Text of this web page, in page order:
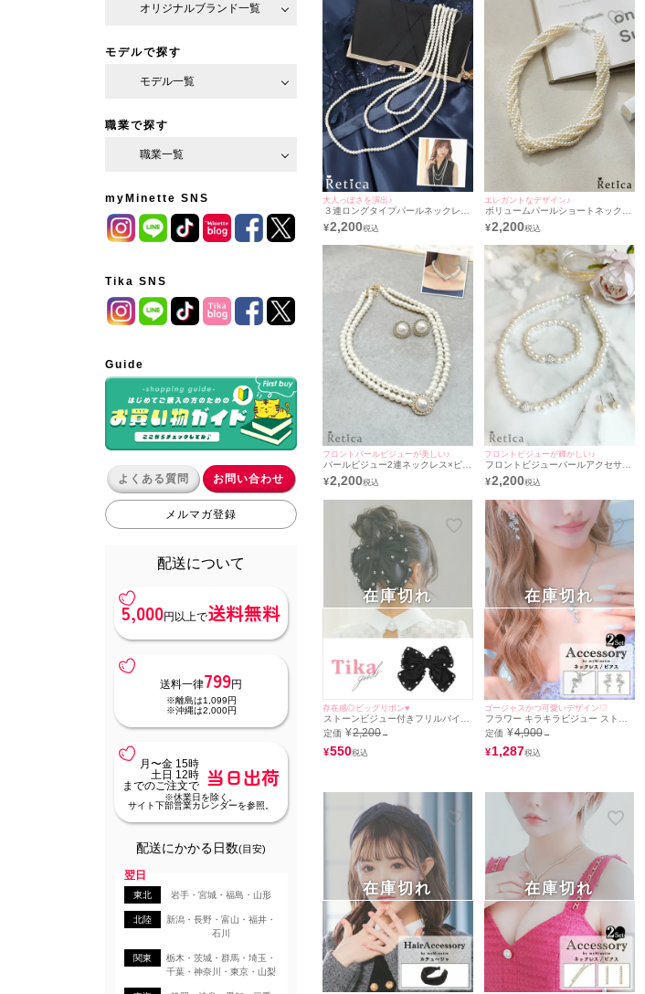
オリジナルブランド一覧
モデルで探す
モデル一覧
職業で探す
職業一覧
myMinette SNS
Tika SNS
Guide
よくある質問 お問い合わせ
メルマガ登録
配送について
5,000円以上で送料無料
送料一律799円
※離島は1,099円
※沖縄は2,000円
月〜金 15時
土日 12時
までのご注文で
当日出荷
※休業日を除く。
サイト下部営業カレンダーを参照。
配送にかかる日数(目安)
翌日
東北 岩手・宮城・福島・山形
北陸
新潟・長野・富山・福井・
石川
関東
栃木・茨城・群馬・埼玉・
千葉・神奈川・東京・山梨
大人っぽさを演出♪
３連ロングタイプパールネックレス
[Retica/レティカ]
¥2,200
エレガントなデザイン♪
ボリュームパールショートネックレ
ス [Retica/レティカ]
¥2,200
フロントパールビジューが美しい♪
パールビジュー2連ネックレス×ピア
スアクセサリー2点セット [ネックレ
ス＋ピアス] [Retica/レティカ]
¥2,200
フロントビジューが輝かしい♪
フロントビジューパールアクセサリ
ー3点セット [ネックレス＋ピアス
+ブレスレット] [Retica/レティカ]
¥2,200
存在感◎ビッグリボン♥
ストーンビジュー付きフリルパイピ
ングリボンバレッタバースデーヘア
バースデーアクセサリー
定価 ¥2,200→
¥550
在庫切れ
ゴージャスかつ可愛いデザイン♡
フラワー キラキラビジュー ストー
ン アクセサリー 2点セット [ネック
レス＋ピアス]
定価 ¥4,900→
¥1,287
在庫切れ
在庫切れ 在庫切れ